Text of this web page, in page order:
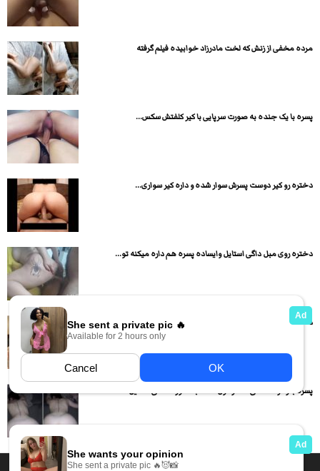
مرده مخفی از زنش که لخت مادرزاد خوابیده فیلم گرفته
پسره با یک جنده به صورت سرپایی با کیر کلفتش سکس...
دختره رو کیر دوست پسرش سوار شده و داره کیر سواری...
دختره روی مبل داگی استایل وایساده پسره هم داره میکنه تو...
دختر ممه گنده کم کم لخت میشه و بدن نمایی و...
پسره با زهرا هاشمی دختر کون گنده به صورت داگی استایل...